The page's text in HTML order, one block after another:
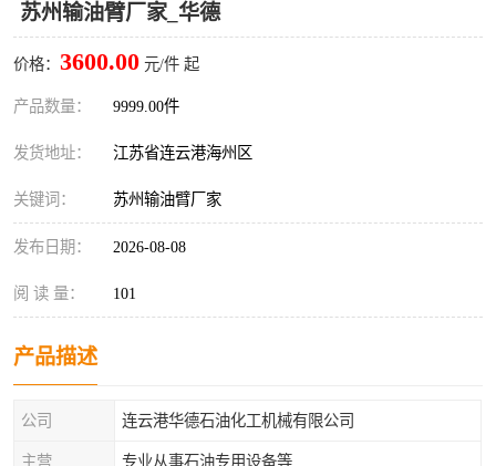
苏州输油臂厂家_华德
价格： 3600.00 元/件 起
产品数量： 9999.00件
发货地址： 江苏省连云港海州区
关键词： 苏州输油臂厂家
发布日期： 2026-08-08
阅 读 量： 101
产品描述
公司 连云港华德石油化工机械有限公司
主营 专业从事石油专用设备等
车臂